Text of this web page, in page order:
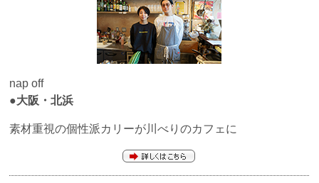
nap off
●大阪・北浜
素材重視の個性派カリーが川べりのカフェに